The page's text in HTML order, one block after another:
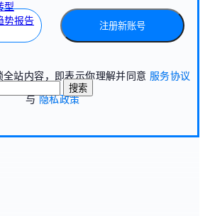
型
势报告
注册新账号
站内容，即表示你理解并同意 服务协议
与隐私政策